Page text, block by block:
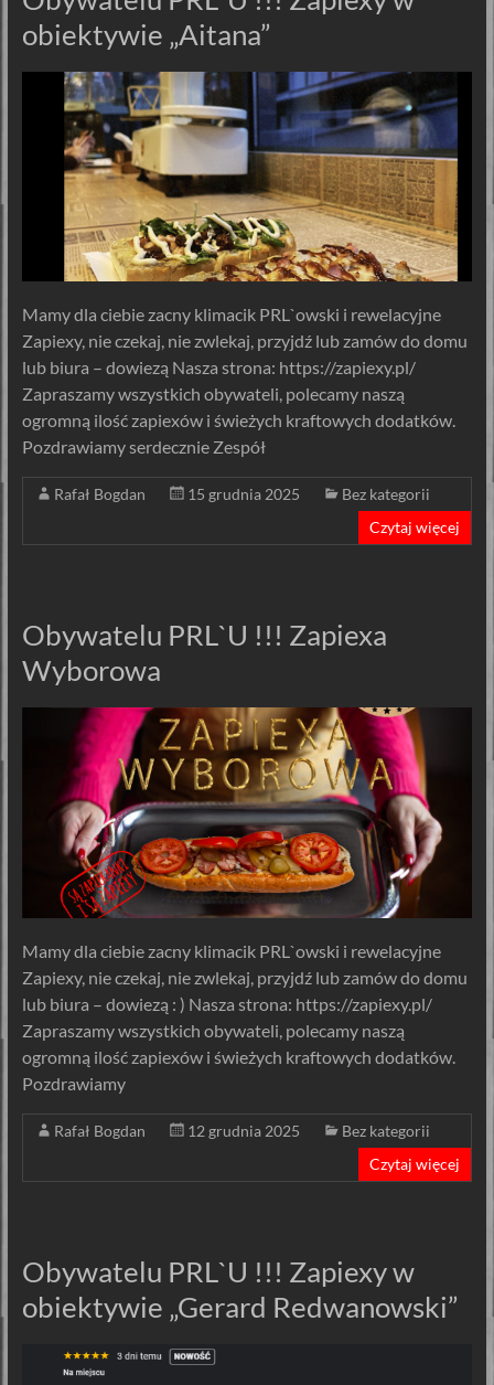
obiektywie „Aitana”
Mamy dla ciebie zacny klimacik PRL`owski i rewelacyjne
Zapiexy, nie czekaj, nie zwlekaj, przyjdź lub zamów do domu
lub biura – dowiezą Nasza strona: https://zapiexy.pl/
Zapraszamy wszystkich obywateli, polecamy naszą
ogromną ilość zapiexów i świeżych kraftowych dodatków.
Pozdrawiamy serdecznie Zespół
Rafał Bogdan 15 grudnia 2025
Bez kategorii
Czytaj więcej
Obywatelu PRL`U !!! Zapiexa
Wyborowa
Mamy dla ciebie zacny klimacik PRL`owski i rewelacyjne
Zapiexy, nie czekaj, nie zwlekaj, przyjdź lub zamów do domu
lub biura – dowiezą : ) Nasza strona: https://zapiexy.pl/
Zapraszamy wszystkich obywateli, polecamy naszą
ogromną ilość zapiexów i świeżych kraftowych dodatków.
Pozdrawiamy
Rafał Bogdan 12 grudnia 2025
Bez kategorii
Czytaj więcej
Obywatelu PRL`U !!! Zapiexy w
obiektywie „Gerard Redwanowski”